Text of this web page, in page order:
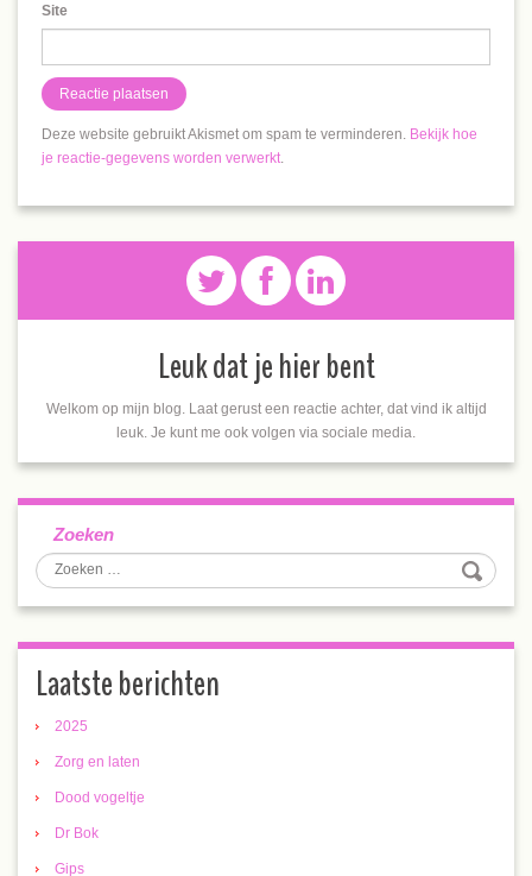
Site
Deze website gebruikt Akismet om spam te verminderen. Bekijk hoe
je reactie-gegevens worden verwerkt
Leuk dat je hier bent
Welkom op mijn blog. Laat gerust een reactie achter, dat vind ik altijd
leuk. Je kunt me ook volgen via sociale media.
Zoeken
Laatste berichten
2025
Zorg en laten
Dood vogeltje
Dr Bok
Gips